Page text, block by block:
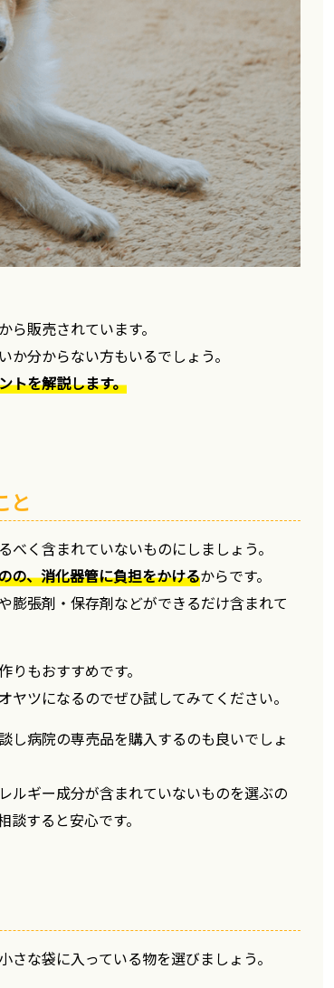
販売されています。
分からない方もいるでしょう。
トを解説します。
と
く含まれていないものにしましょう。
の、消化器管に負担をかけるからです。
膨張剤・保存剤などができるだけ含まれて
もおすすめです。
ツになるのでぜひ試してみてください。
し病院の専売品を購入するのも良いでしょ
ルギー成分が含まれていないものを選ぶの
すると安心です。
な袋に入っている物を選びましょう。